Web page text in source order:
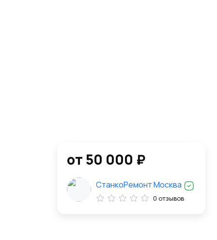
от 50 000 ₽
СтанкоРемонт Москва
0 отзывов